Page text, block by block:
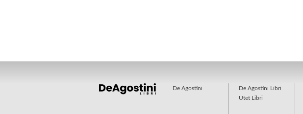
De Agostini
De Agostini Libri
Utet Libri